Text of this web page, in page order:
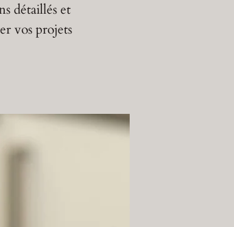
détaillés et
vos projets